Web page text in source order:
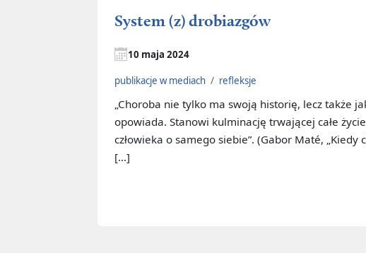
System (z) drobiazgów
10 maja 2024
publikacje w mediach / refleksje
„Choroba nie tylko ma swoją historię, lecz także
opowiada. Stanowi kulminację trwającej całe
człowieka o samego siebie”. (Gabor Maté, „Kiedy
[…]